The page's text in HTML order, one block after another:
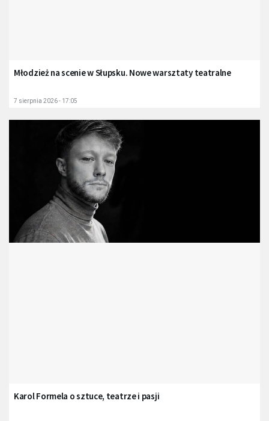
Młodzież na scenie w Słupsku. Nowe warsztaty teatralne
7 sierpnia 2026 - 17:05
Karol Formela o sztuce, teatrze i pasji